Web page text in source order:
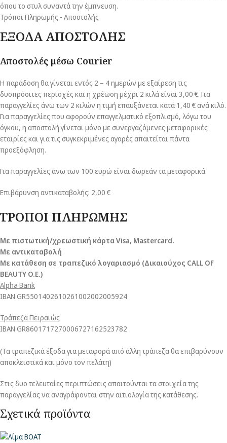
όπου το στυλ συναντά την έμπνευση.
Τρόποι Πληρωμής - Αποστολής
ΕΞΟΔΑ ΑΠΟΣΤΟΛΗΣ
Αποστολές μέσω Courier
Η παράδοση θα γίνεται εντός 2 – 4 ημερών με εξαίρεση τις
δυσπρόσιτες περιοχές και η χρέωση μέχρι 2 κιλά είναι 3,00 €. Για
παραγγελίες άνω των 2 κιλών η τιμή επαυξάνεται κατά 1,40 € ανά κιλό.
Για παραγγελίες που αφορούν επαγγελματικό εξοπλισμό, λόγω του
όγκου, η αποστολή γίνεται μόνο με συνεργαζόμενες μεταφορικές
εταιρίες και για τις συγκεκριμένες αγορές απαιτείται πάντα
προεξόφληση.
Για παραγγελίες άνω των 100 ευρώ είναι δωρεάν τα μεταφορικά.
Επιβάρυνση αντικαταβολής: 2,00 €
ΤΡΟΠΟΙ ΠΛΗΡΩΜΗΣ
Με πιστωτική/χρεωστική κάρτα Visa, Mastercard.
Με αντικαταβολή
Με κατάθεση σε τραπεζικό λογαριασμό (Δικαιούχος CALL OF
BEAUTY O.E.)
Alpha Bank
ΙΒΑΝ GR5501402610261002002005924
Τράπεζα Πειραιώς
ΙΒΑΝ GR8601717270006727162523782
(Τα τραπεζικά έξοδα για μεταφορά από άλλη τράπεζα θα επιβαρύνουν
αποκλειστικά και μόνο τον πελάτη)
Στις δυο τελευταίες περιπτώσεις απαιτούνται τα στοιχεία της
παραγγελίας να αναγράφονται στην αιτιολογία της κατάθεσης.
Σχετικά προϊόντα